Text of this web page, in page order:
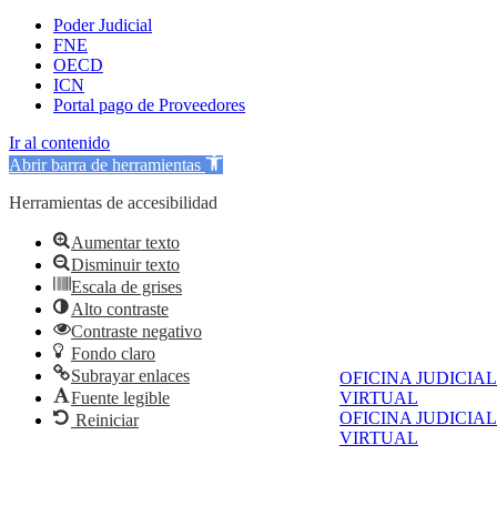
OFICINA JUDICIAL
VIRTUAL
OFICINA JUDICIAL
VIRTUAL
Poder Judicial
FNE
OECD
ICN
Portal pago de Proveedores
Ir al contenido
Abrir barra de herramientas
Herramientas de accesibilidad
Aumentar texto
Disminuir texto
Escala de grises
Alto contraste
Contraste negativo
Fondo claro
Subrayar enlaces
Fuente legible
Reiniciar